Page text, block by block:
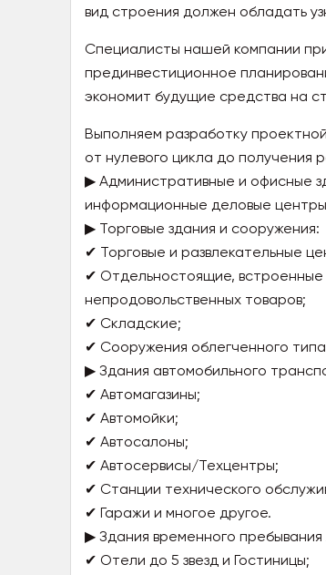
вид строения должен обладать
Специалисты нашей компании
прединвестиционное
экономит будущие средства на
Выполняем разработку
от нулевого цикла до получения
▶ Административные и офисные
информационные деловые центры
▶ Торговые здания и сооружения:
✔ Торговые и развлекательные
✔ Отдельностоящие, встроенные
непродовольственных товаров;
✔ Складские;
✔ Сооружения облегченного типа
▶ Здания автомобильного
✔ Автомагазины;
✔ Автомойки;
✔ Автосалоны;
✔ Автосервисы/Техцентры;
✔ Станции технического
✔ Гаражи и многое другое.
▶ Здания временного
✔ Отели до 5 звезд и Гостиницы;